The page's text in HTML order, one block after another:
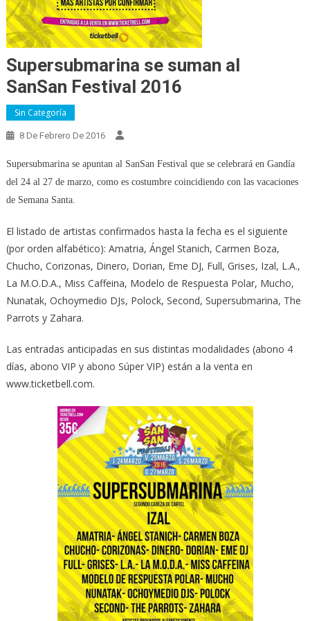
Supersubmarina se suman al
SanSan Festival 2016
Sin Categoría
8 De Febrero De 2016
Supersubmarina se apuntan al SanSan Festival que se celebrará en Gandía
del 24 al 27 de marzo, como es costumbre coincidiendo con las vacaciones
de Semana Santa.
El listado de artistas confirmados hasta la fecha es el siguiente
(por orden alfabético): Amatria, Ángel Stanich, Carmen Boza,
Chucho, Corizonas, Dinero, Dorian, Eme DJ, Full, Grises, Izal, L.A.,
La M.O.D.A., Miss Caffeina, Modelo de Respuesta Polar, Mucho,
Nunatak, Ochoymedio DJs, Polock, Second, Supersubmarina, The
Parrots y Zahara.
Las entradas anticipadas en sus distintas modalidades (abono 4
días, abono VIP y abono Súper VIP) están a la venta en
www.ticketbell.com.